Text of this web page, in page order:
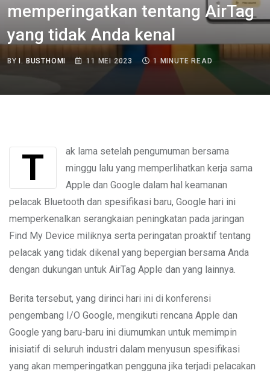
memperingatkan tentang AirTag
yang tidak Anda kenal
BYI. BUSTHOMI 11 MEI 2023 1 MINUTE READ
Tak lama setelah pengumuman bersama
minggu lalu yang memperlihatkan kerja sama
Apple dan Google dalam hal keamanan
pelacak Bluetooth dan spesifikasi baru, Google hari ini
memperkenalkan serangkaian peningkatan pada jaringan
Find My Device miliknya serta peringatan proaktif tentang
pelacak yang tidak dikenal yang bepergian bersama Anda
dengan dukungan untuk AirTag Apple dan yang lainnya.
Berita tersebut, yang dirinci hari ini di konferensi
pengembang I/O Google, mengikuti rencana Apple dan
Google yang baru-baru ini diumumkan untuk memimpin
inisiatif di seluruh industri dalam menyusun spesifikasi
yang akan memperingatkan pengguna jika terjadi pelacakan